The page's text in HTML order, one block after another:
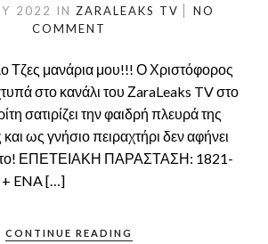
2022 IN ZARALEAKS TV
NO
COMMENT
Τζες μανάρια μου!!! Ο Χριστόφορος
στο κανάλι του ΖaraLeaks TV στο
σατιρίζει την φαιδρή πλευρά της
ως γνήσιο πειραχτήρι δεν αφήνει
ΕΠΕΤΕΙΑΚΗ ΠΑΡΑΣΤΑΣΗ: 1821-
ENA […]
CONTINUE READING